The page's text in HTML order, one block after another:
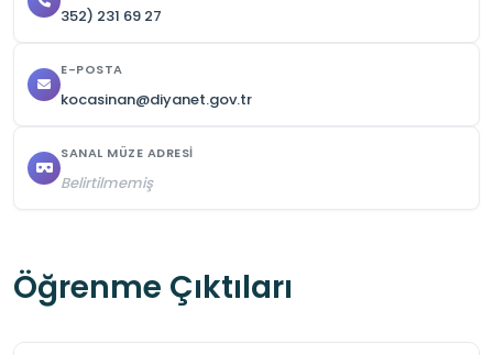
352) 231 69 27
E-POSTA
kocasinan@diyanet.gov.tr
SANAL MÜZE ADRESI
Belirtilmemiş
Öğrenme Çıktıları